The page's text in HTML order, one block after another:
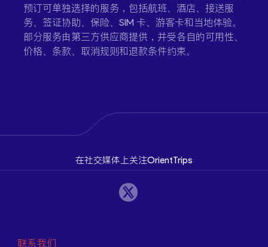
预订可单独选择的服务，包括航班、酒店、接送服
务、签证协助、保险、SIM 卡、游客卡和当地体验。
部分服务由第三方供应商提供，并受各自的可用性、
价格、条款、取消规则和退款条件约束。
在社交媒体上关注OrientTrips
联系我们